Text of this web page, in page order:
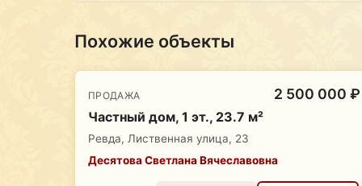
Похожие объекты
ПРОДАЖА 2 500 000 ₽
Частный дом, 1 эт., 23.7 м²
Ревда, Лиственная улица, 23
Десятова Светлана Вячеславовна